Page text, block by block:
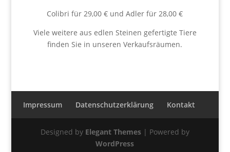
Colibri für 29,00 € und Adler für 28,00 €
Viele weitere aus edlen Steinen gefertigte Tiere
finden Sie in unseren Verkaufsräumen.
Impressum Datenschutzerklärung Kontakt
Designed by Elegant Themes| Powered by
WordPress